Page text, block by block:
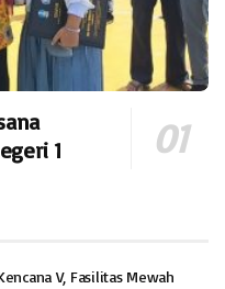
1
V, Fasilitas Mewah